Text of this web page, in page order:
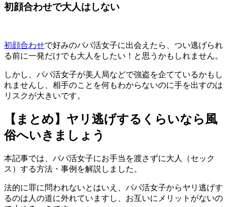
初顔合わせで大人はしない
初顔合わせで好みのパパ活女子に出会えたら、つい逃げられ
る前に一発だけでも大人をしたい！と思うかもしれません。
しかし、パパ活女子が美人局などで強盗を企てているかもし
れませんし、 相手のことを何もわからないのに手を出すのは
リスクが大きいです。
【まとめ】ヤリ逃げするくらいなら風
俗へいきましょう
本記事では、パパ活女子にお手当を渡さずに大人（セック
ス）する方法・事例を解説しました。
法的に罪に問われないとはいえ、パパ活女子からヤリ逃げす
るのは人の道に外れていますし、 お互いにメリットがないの